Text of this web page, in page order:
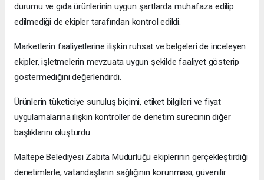
durumu ve gıda ürünlerinin uygun şartlarda muhafaza edilip
edilmediği de ekipler tarafından kontrol edildi.
Marketlerin faaliyetlerine ilişkin ruhsat ve belgeleri de inceleyen
ekipler, işletmelerin mevzuata uygun şekilde faaliyet gösterip
göstermediğini değerlendirdi.
Ürünlerin tüketiciye sunuluş biçimi, etiket bilgileri ve fiyat
uygulamalarına ilişkin kontroller de denetim sürecinin diğer
başlıklarını oluşturdu.
Maltepe Belediyesi Zabıta Müdürlüğü ekiplerinin gerçekleştirdiği
denetimlerle, vatandaşların sağlığının korunması, güvenilir